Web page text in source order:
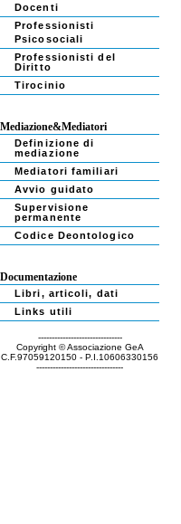
Docenti
Professionisti
Psicosociali
Professionisti del
Diritto
Tirocinio
Mediazione&Mediatori
Definizione di
mediazione
Mediatori familiari
Avvio guidato
Supervisione
permanente
Codice Deontologico
Documentazione
Libri, articoli, dati
Links utili
-------------------------------
Copyright © Associazione GeA
C.F.97059120150 - P.I.10606330156
--------------------------------